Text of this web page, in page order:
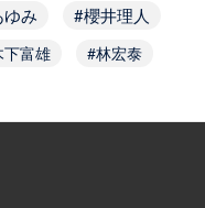
ゆみ
櫻井理人
下富雄 林宏泰